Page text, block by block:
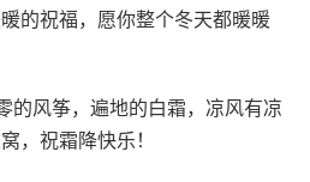
的祝福，愿你整个冬天都暖暖
的风筝，遍地的白霜，凉风有凉
，祝霜降快乐！